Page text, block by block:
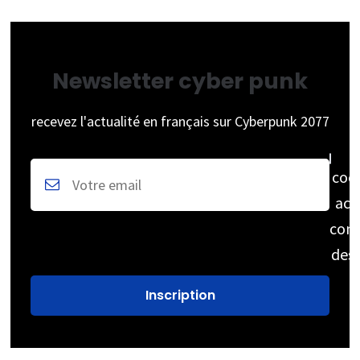
Newsletter cyber punk
recevez l'actualité en français sur Cyberpunk 2077
des